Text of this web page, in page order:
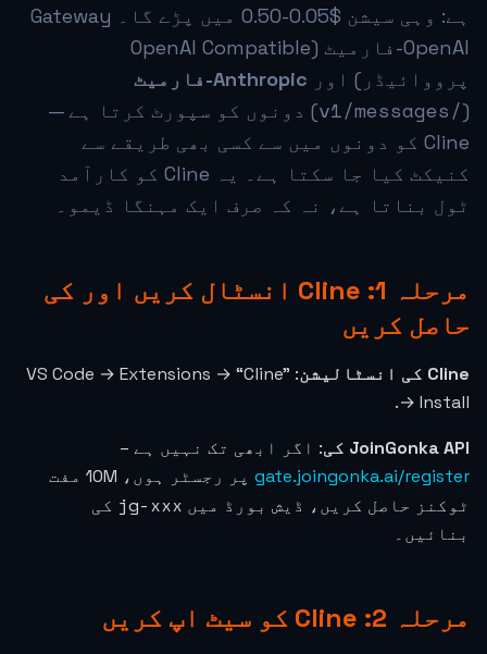
ہے: وہی سیشن $0.05-0.50 میں پڑے گا۔ Gateway
OpenAI-فارمیٹ (OpenAI Compatible
پرووائیڈر) اور Anthropic-فارمیٹ
(
/v1/messages
) دونوں کو سپورٹ کرتا ہے —
Cline کو دونوں میں سے کسی بھی طریقے سے
کنیکٹ کیا جا سکتا ہے۔ یہ Cline کو کارآمد
ٹول بناتا ہے، نہ کہ صرف ایک مہنگا ڈیمو۔
مرحلہ 1: Cline انسٹال کریں اور کی
حاصل کریں
Cline کی انسٹالیشن
: VS Code → Extensions → “Cline”
→ Install.
JoinGonka API کی
: اگر ابھی تک نہیں ہے –
gate.joingonka.ai/register
پر رجسٹر ہوں، 10M مفت
ٹوکنز حاصل کریں، ڈیش بورڈ میں jg-xxx کی
بنائیں۔
مرحلہ 2: Cline کو سیٹ اپ کریں